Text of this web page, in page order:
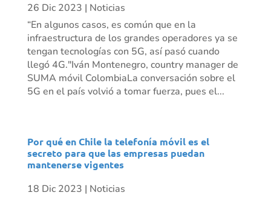
26 Dic 2023 | Noticias
“En algunos casos, es común que en la
infraestructura de los grandes operadores ya se
tengan tecnologías con 5G, así pasó cuando
llegó 4G."Iván Montenegro, country manager de
SUMA móvil ColombiaLa conversación sobre el
5G en el país volvió a tomar fuerza, pues el...
Por qué en Chile la telefonía móvil es el
secreto para que las empresas puedan
mantenerse vigentes
18 Dic 2023 | Noticias